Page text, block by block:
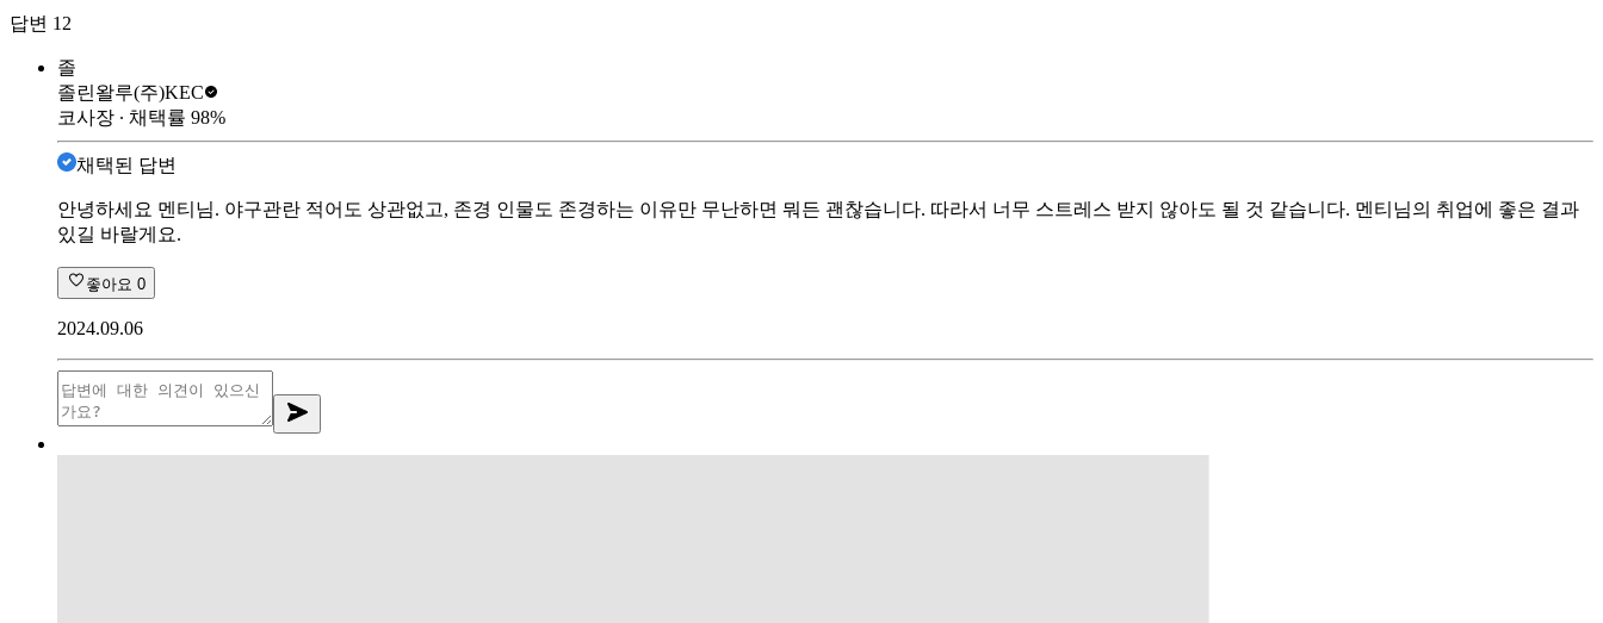
답변 12
졸
졸린왈루(주)KEC
코사장 ∙ 채택률 98%
채택된 답변
안녕하세요 멘티님. 야구관란 적어도 상관없고, 존경 인물도 존경하는 이유만 무난하면 뭐든 괜찮습니다. 따라서 너무 스트레스 받지 않아도 될 것 같습니다. 멘티님의 취업에 좋은 결과
있길 바랄게요.
좋아요 0
2024.09.06